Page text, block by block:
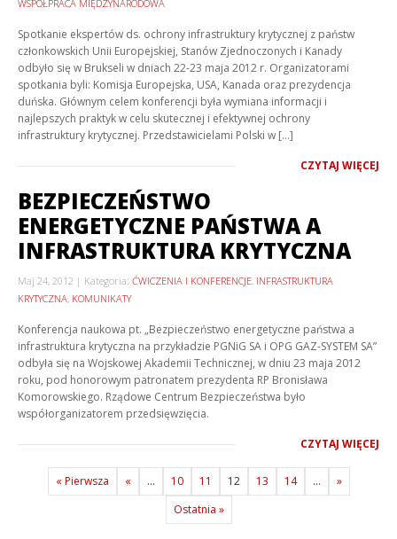
WSPÓŁPRACA MIĘDZYNARODOWA
Spotkanie ekspertów ds. ochrony infrastruktury krytycznej z państw
członkowskich Unii Europejskiej, Stanów Zjednoczonych i Kanady
odbyło się w Brukseli w dniach 22-23 maja 2012 r. Organizatorami
spotkania byli: Komisja Europejska, USA, Kanada oraz prezydencja
duńska. Głównym celem konferencji była wymiana informacji i
najlepszych praktyk w celu skutecznej i efektywnej ochrony
infrastruktury krytycznej. Przedstawicielami Polski w […]
CZYTAJ WIĘCEJ
BEZPIECZEŃSTWO
ENERGETYCZNE PAŃSTWA A
INFRASTRUKTURA KRYTYCZNA
Maj 24, 2012 Kategoria: ĆWICZENIA I KONFERENCJE, INFRASTRUKTURA
KRYTYCZNA, KOMUNIKATY
Konferencja naukowa pt. „Bezpieczeństwo energetyczne państwa a
infrastruktura krytyczna na przykładzie PGNiG SA i OPG GAZ-SYSTEM SA”
odbyła się na Wojskowej Akademii Technicznej, w dniu 23 maja 2012
roku, pod honorowym patronatem prezydenta RP Bronisława
Komorowskiego. Rządowe Centrum Bezpieczeństwa było
współorganizatorem przedsięwzięcia.
CZYTAJ WIĘCEJ
« Pierwsza « ... 10 11 12 13 14 ...
»
Ostatnia »